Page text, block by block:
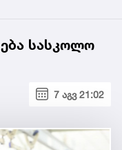
სასკოლო
7 აგვ 21:02